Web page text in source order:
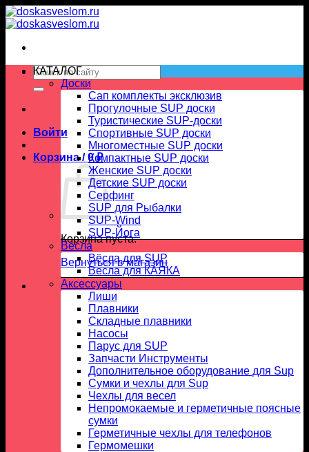
Skip
to
Искать:
Войти
Корзина /0₽
Корзина пуста.
Вернуться в магазин
КАТАЛОГ
Доски
Сап комплекты эксклюзив
Прогулочные SUP доски
Туристические SUP-доски
Спортивные SUP доски
Многоместные SUP доски
Компактные SUP доски
Женские SUP доски
Детские SUP доски
Серфинг
SUP для Рыбалки
SUP-Wind
SUP-Йога
Вёсла
Вёсла для SUP
Весла для КАЯКА
Аксессуары
Лиши
Плавники
Складные плавники
Насосы
Парус для SUP
Запчасти Инструменты
Дополнительное оборудование для Sup
Сумки и чехлы для Sup
Чехлы для весел
Непромокаемые и герметичные поясные
сумки
Герметичные чехлы для телефонов
Гермомешки